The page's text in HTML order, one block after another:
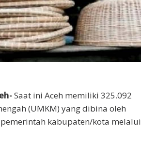
Saat ini Aceh memiliki 325.092
(UMKM) yang dibina oleh
kabupaten/kota melalui